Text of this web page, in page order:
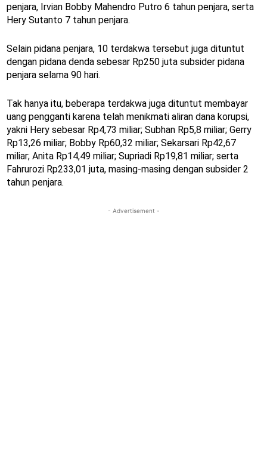
penjara, Irvian Bobby Mahendro Putro 6 tahun penjara, serta
Hery Sutanto 7 tahun penjara.
Selain pidana penjara, 10 terdakwa tersebut juga dituntut
dengan pidana denda sebesar Rp250 juta subsider pidana
penjara selama 90 hari.
Tak hanya itu, beberapa terdakwa juga dituntut membayar
uang pengganti karena telah menikmati aliran dana korupsi,
yakni Hery sebesar Rp4,73 miliar; Subhan Rp5,8 miliar; Gerry
Rp13,26 miliar; Bobby Rp60,32 miliar; Sekarsari Rp42,67
miliar; Anita Rp14,49 miliar; Supriadi Rp19,81 miliar; serta
Fahrurozi Rp233,01 juta, masing-masing dengan subsider 2
tahun penjara.
- Advertisement -